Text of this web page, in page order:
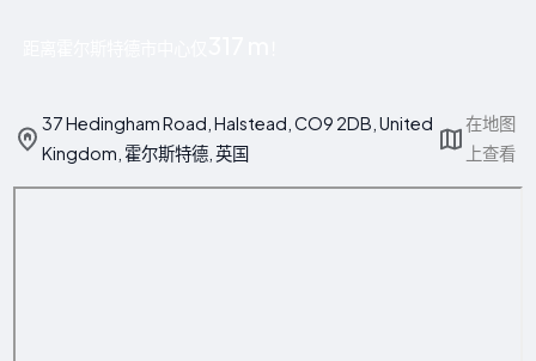
37 Hedingham Road, Halstead, CO9 2DB, United
Kingdom, 霍尔斯特德, 英国
在地图
上查看